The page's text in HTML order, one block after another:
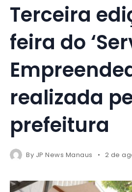
Terceira
feira do
realizada
prefeitura
By JP News Manaus 2 de